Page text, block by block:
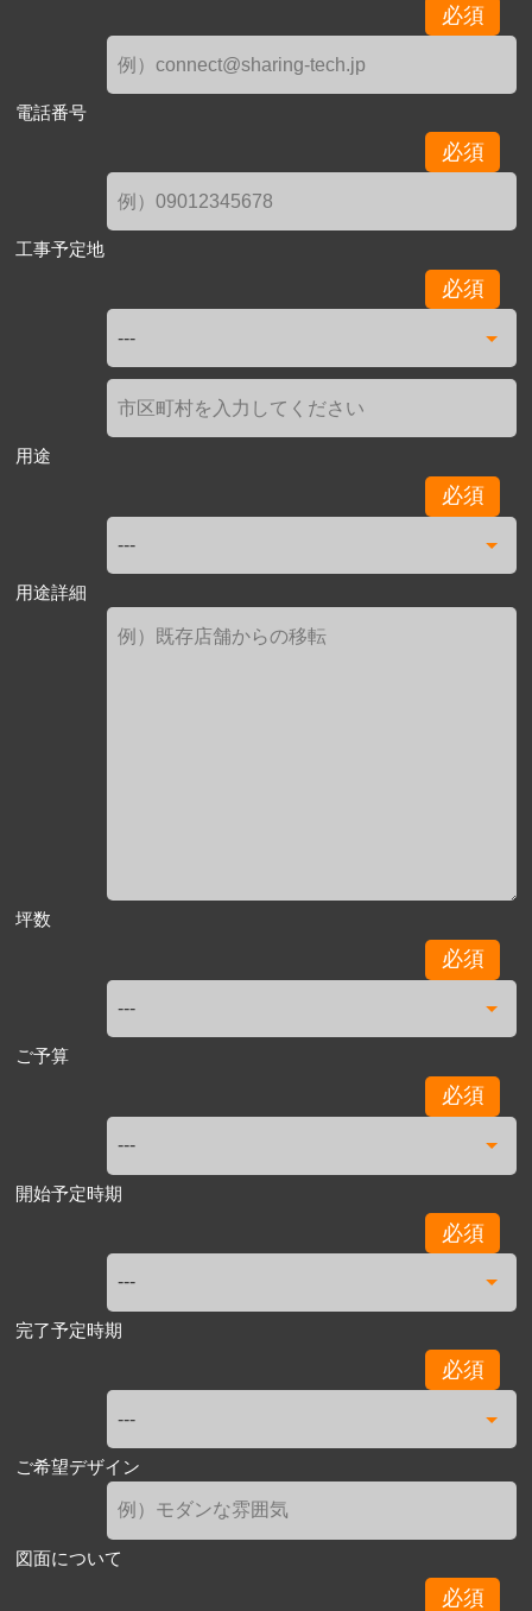
必須
電話番号
必須
工事予定地
必須
用途
必須
用途詳細
坪数
必須
ご予算
必須
開始予定時期
必須
完了予定時期
必須
ご希望デザイン
図面について
必須